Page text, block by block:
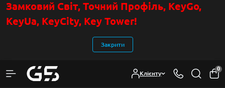
Замковий Світ, Точний Профіль, KeyGo,
KeyUa, KeyCity, Key Tower!
Закрити
Клієнту
0